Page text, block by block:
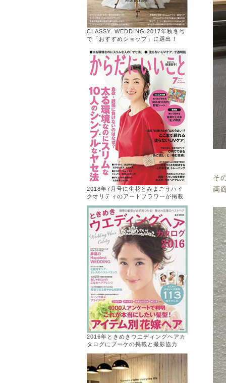
CLASSY. WEDDING 2017年秋冬号
で「おすすめショップ」に選出！
2018年7月号に生花とみまごうハイ
クオリティのアートフラワーが掲載
2016年ときめきウエディングヘアカ
タログにブーケの掲載と撮影協力
そ
画